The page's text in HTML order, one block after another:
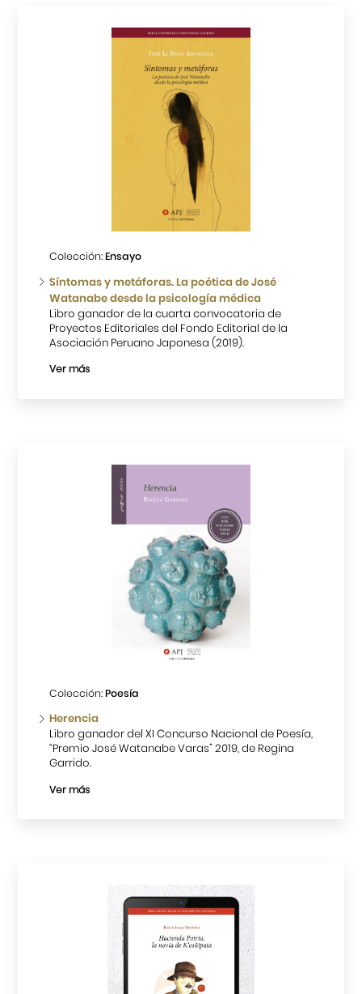
Colección:Ensayo
Síntomas y metáforas. La poética de José
Watanabe desde la psicología médica
Libro ganador de la cuarta convocatoria de
Proyectos Editoriales del Fondo Editorial de la
Asociación Peruano Japonesa (2019).
Ver más
Colección:Poesía
Herencia
Libro ganador del XI Concurso Nacional de Poesía,
“Premio José Watanabe Varas” 2019, de Regina
Garrido.
Ver más